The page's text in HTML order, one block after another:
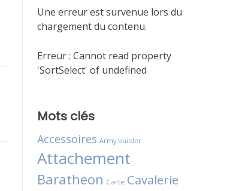
Une erreur est survenue lors du
chargement du contenu.
Erreur : Cannot read property
'SortSelect' of undefined
Mots clés
Accessoires Army builder
Attachement
Baratheon Carte Cavalerie